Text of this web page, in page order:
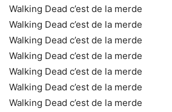
Walking Dead c’est de la merde
Walking Dead c’est de la merde
Walking Dead c’est de la merde
Walking Dead c’est de la merde
Walking Dead c’est de la merde
Walking Dead c’est de la merde
Walking Dead c’est de la merde